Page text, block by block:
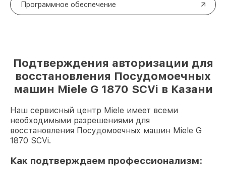
Программное обеспечение
Подтверждения авторизации для
восстановления Посудомоечных
машин Miele G 1870 SCVi в Казани
Наш сервисный центр Miele имеет всеми
необходимыми разрешениями для
восстановления Посудомоечных машин Miele G
1870 SCVi.
Как подтверждаем профессионализм: